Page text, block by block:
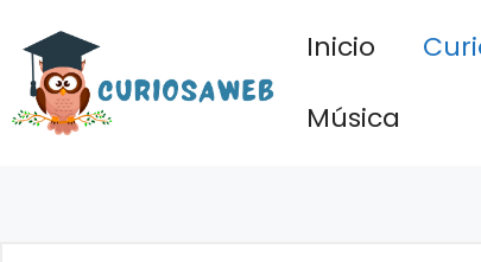
contenido
Inicio
Música